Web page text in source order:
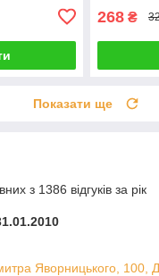
268 ₴
Показати ще
з 1386 відгуків за рік
Яворницького, 100,